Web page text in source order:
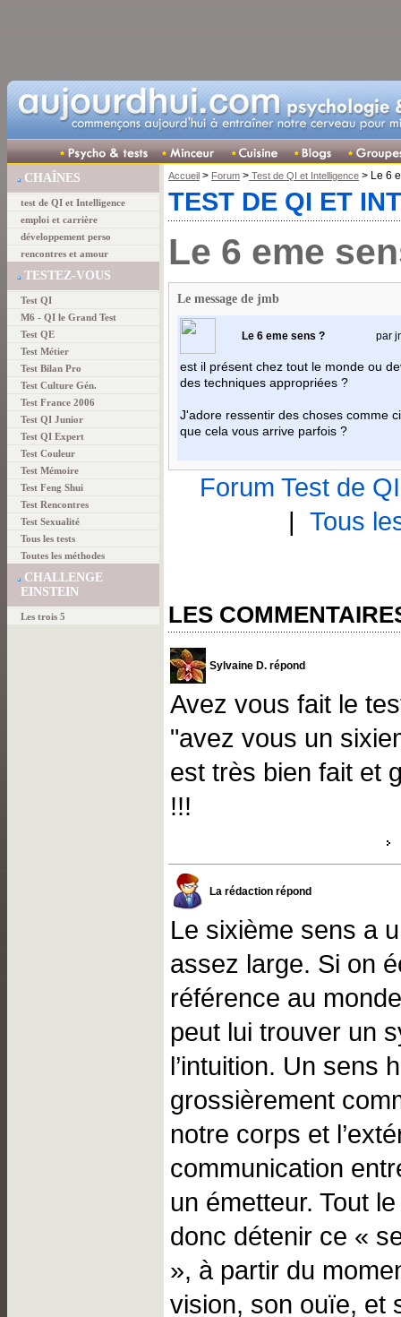
CHAÎNES
test de QI et Intelligence
emploi et carrière
développement perso
rencontres et amour
TESTEZ-VOUS
Test QI
M6 - QI le Grand Test
Test QE
Test Métier
Test Bilan Pro
Test Culture Gén.
Test France 2006
Test QI Junior
Test QI Expert
Test Couleur
Test Mémoire
Test Feng Shui
Test Rencontres
Test Sexualité
Tous les tests
Toutes les méthodes
CHALLENGE
EINSTEIN
Les trois 5
Accueil > Forum > Test de QI et Intelligence > Le 6
TEST DE QI ET
Le 6 eme
Le message de jmb
Le 6 eme sens ? par
est il présent chez tout le monde ou
des techniques appropriées ?
J'adore ressentir des choses comme
que cela vous arrive parfois ?
Forum Test de
Tous
LES
Sylvaine D. répond
Avez vous fait le
"avez vous un
est très bien fait et
!!!
La rédaction répond
Le sixième sens a
assez large. Si on
référence au
peut lui trouver un
l’intuition. Un sens
grossièrement
notre corps et
communication
un émetteur. Tout
donc détenir ce «
», à partir du
vision, son ouïe, et